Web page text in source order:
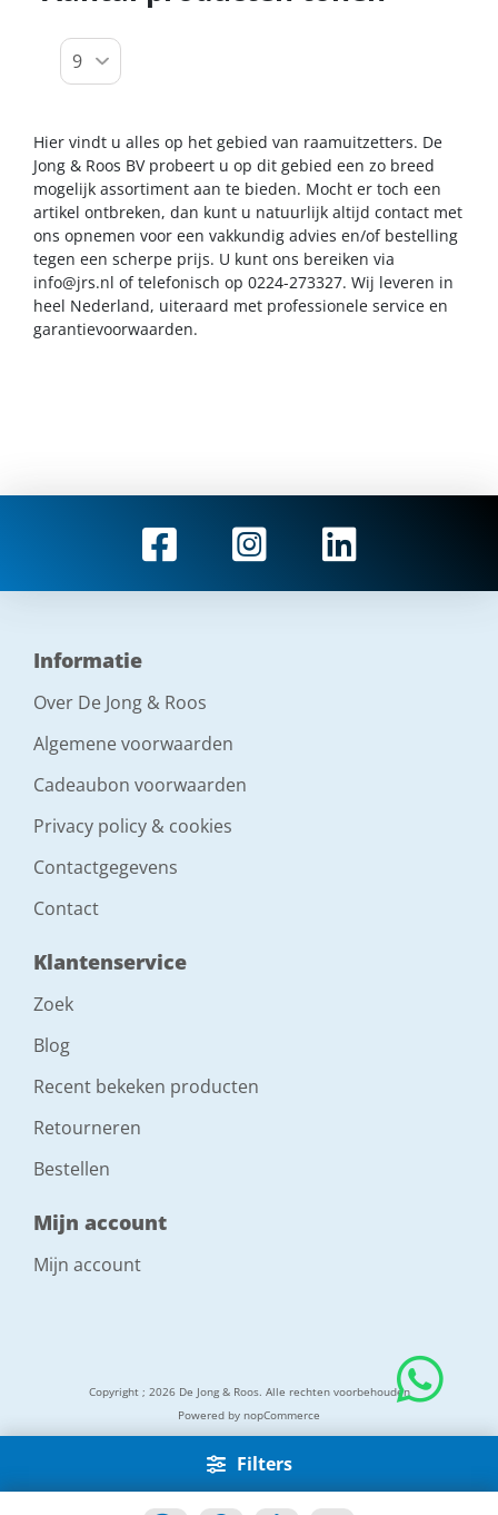
Filters
Hier vindt u alles op het gebied van raamuitzetters. De
Jong & Roos BV probeert u op dit gebied een zo breed
mogelijk assortiment aan te bieden. Mocht er toch een
artikel ontbreken, dan kunt u natuurlijk altijd contact met
ons opnemen voor een vakkundig advies en/of bestelling
tegen een scherpe prijs. U kunt ons bereiken via
info@jrs.nl of telefonisch op 0224-273327. Wij leveren in
heel Nederland, uiteraard met professionele service en
garantievoorwaarden.
Informatie
Over De Jong & Roos
Algemene voorwaarden
Cadeaubon voorwaarden
Privacy policy & cookies
Contactgegevens
Contact
Klantenservice
Zoek
Blog
Recent bekeken producten
Retourneren
Bestellen
Mijn account
Mijn account
Copyright ; 2026 De Jong & Roos. Alle rechten voorbehouden
Powered by nopCommerce